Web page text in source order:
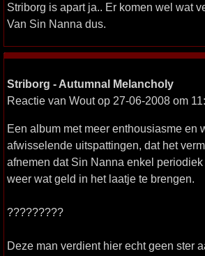
Striborg is apart ja.. Er komen wel wat
Van Sin Nanna dus.
Striborg - Autumnal Melancholy
Reactie van Wout op 27-06-2008 om
Een album met meer enthousiasme en
afwisselende uitspattingen, dat het
afnemen dat Sin Nanna enkel
weer wat geld in het laatje te brengen.
?????????
Deze man verdient hier echt geen ster